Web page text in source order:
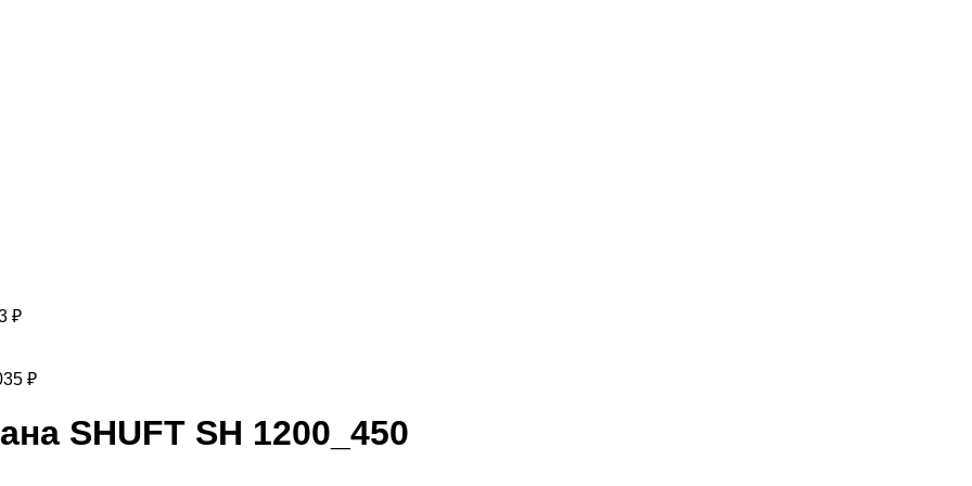
₽
₽
SHUFT SH 1200_450